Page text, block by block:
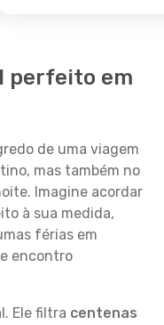
perfeito em
de uma viagem
mas também no
Imagine acordar
à sua medida,
férias em
encontro
Ele filtra centenas